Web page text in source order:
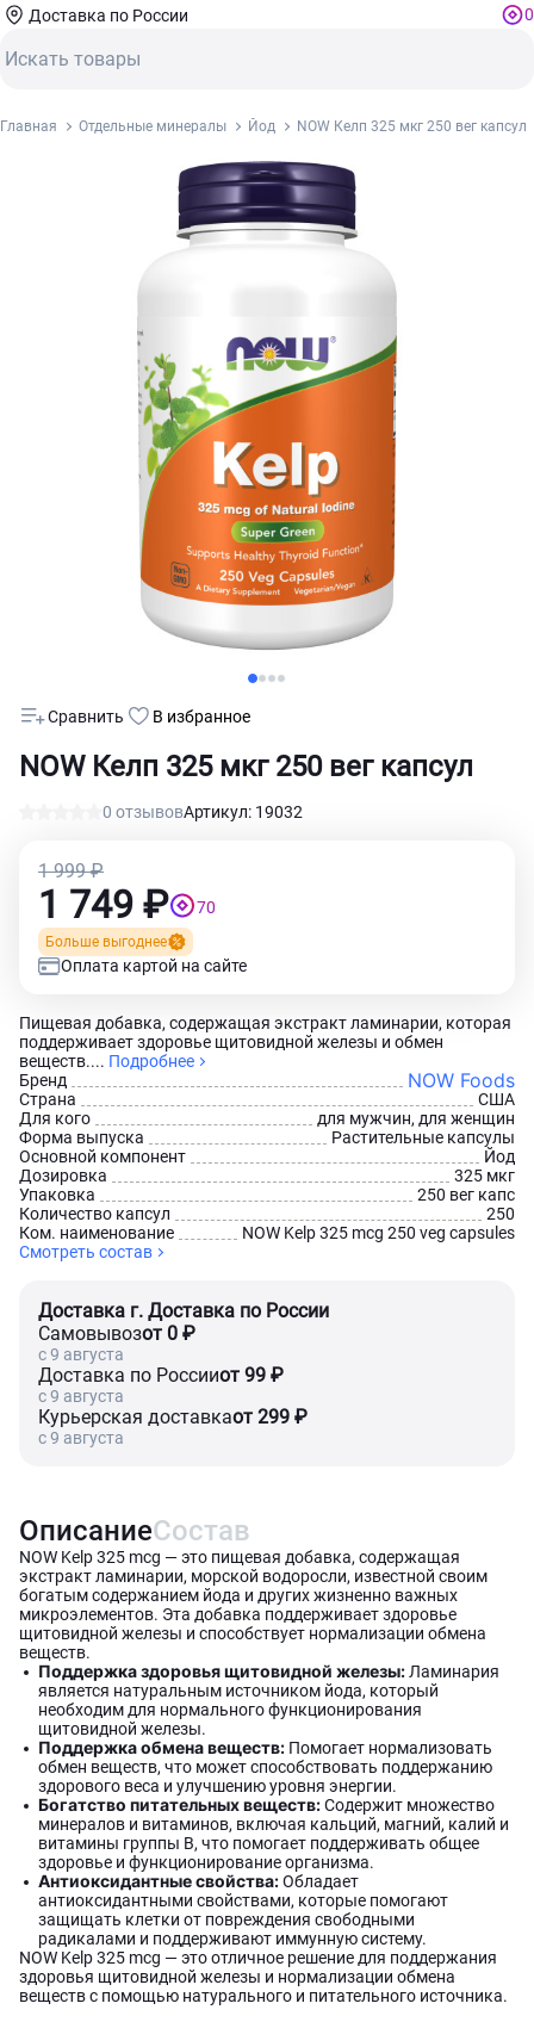
Доставка по России 0
Главная Отдельные минералы Йод NOW Келп 325 мкг 250 вег капсул
NOW Келп 325 мкг 250 вег капсул
0 отзывовАртикул: 19032
Сравнить В избранное
Пищевая добавка, содержащая экстракт ламинарии, которая
поддерживает здоровье щитовидной железы и обмен
веществ.... Подробнее
Бренд
NOW Foods
Страна
США
Для кого
для мужчин, для женщин
Форма выпуска
Растительные капсулы
Основной компонент
Йод
Дозировка
325 мкг
Упаковка
250 вег капс
Количество капсул
250
Ком. наименование
NOW Kelp 325 mcg 250 veg capsules
Смотреть состав
1 999 ₽
1 749 ₽ 70
Больше выгоднее
Оплата картой на сайте
Доставка г. Доставка по России
Самовывозот 0 ₽
c 9 августа
Доставка по Россииот 99 ₽
c 9 августа
Курьерская доставкаот 299 ₽
c 9 августа
ОписаниеСостав
NOW Kelp 325 mcg — это пищевая добавка, содержащая
экстракт ламинарии, морской водоросли, известной своим
богатым содержанием йода и других жизненно важных
микроэлементов. Эта добавка поддерживает здоровье
щитовидной железы и способствует нормализации обмена
веществ.
Поддержка здоровья щитовидной железы: Ламинария
является натуральным источником йода, который
необходим для нормального функционирования
щитовидной железы.
Поддержка обмена веществ: Помогает нормализовать
обмен веществ, что может способствовать поддержанию
здорового веса и улучшению уровня энергии.
Богатство питательных веществ:Содержит множество
минералов и витаминов, включая кальций, магний, калий и
витамины группы B, что помогает поддерживать общее
здоровье и функционирование организма.
Антиоксидантные свойства:Обладает
антиоксидантными свойствами, которые помогают
защищать клетки от повреждения свободными
радикалами и поддерживают иммунную систему.
NOW Kelp 325 mcg — это отличное решение для поддержания
здоровья щитовидной железы и нормализации обмена
веществ с помощью натурального и питательного источника.